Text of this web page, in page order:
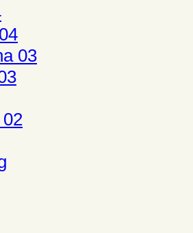
03